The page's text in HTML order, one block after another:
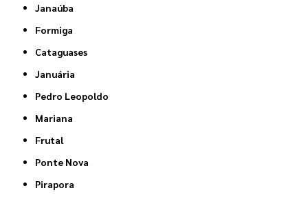
Janaúba
Formiga
Cataguases
Januária
Pedro Leopoldo
Mariana
Frutal
Ponte Nova
Pirapora